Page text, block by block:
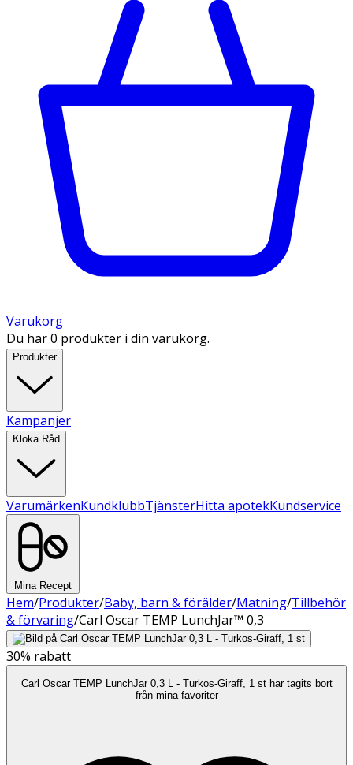
Varukorg
Du har 0 produkter i din varukorg.
Produkter
Kampanjer
Kloka Råd
VarumärkenKundklubbTjänsterHitta apotekKundservice
Mina Recept
Hem/Produkter/Baby, barn & förälder/Matning/Tillbehör
& förvaring/Carl Oscar TEMP LunchJar™ 0,3
30% rabatt
Carl Oscar TEMP LunchJar 0,3 L - Turkos-Giraff, 1 st har tagits bort
från mina favoriter